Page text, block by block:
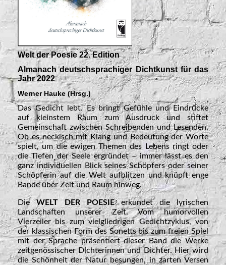
Welt der Poesie 22. Edition
Almanach deutschsprachiger Dichtkunst für das
Jahr 2022
Werner Hauke (Hrsg.)
Das Gedicht lebt. Es bringt Gefühle und Eindrücke
auf kleinstem Raum zum Ausdruck und stiftet
Gemeinschaft zwischen Schreibenden und Lesenden.
Ob es neckisch mit Klang und Bedeutung der Worte
spielt, um die ewigen Themen des Lebens ringt oder
die Tiefen der Seele ergründet – immer lässt es den
ganz individuellen Blick seines Schöpfers oder seiner
Schöpferin auf die Welt aufblitzen und knüpft enge
Bande über Zeit und Raum hinweg.
DieWELT DER POESIEerkundet die lyrischen
Landschaften unserer Zeit. Vom humorvollen
Vierzeiler bis zum vielgliedrigen Gedichtzyklus, von
der klassischen Form des Sonetts bis zum freien Spiel
mit der Sprache präsentiert dieser Band die Werke
zeitgenössischer Dichterinnen und Dichter. Hier wird
die Schönheit der Natur besungen, in zarten Versen